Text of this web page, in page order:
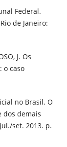
Federal.
de Janeiro:
J. Os
o caso
no Brasil. O
demais
set. 2013. p.